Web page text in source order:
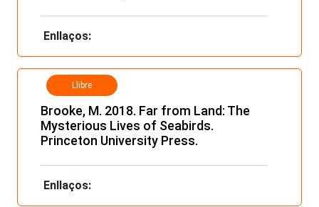
Enllaços:
Llibre
Brooke, M. 2018. Far from Land: The
Mysterious Lives of Seabirds.
Princeton University Press.
Enllaços: